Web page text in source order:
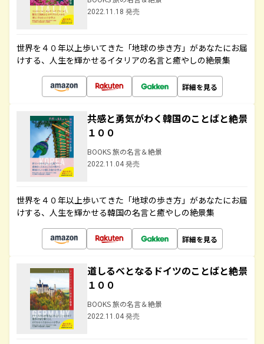
2022.11.18 発売
世界を４０年以上歩いてきた「地球の歩き方」があなたにお届
けする、人生を輝かせるイタリアの名言と癒やしの絶景集
詳細を見る
共感と勇気がわく韓国のことばと絶景
１００
BOOKS 旅の名言＆絶景
2022.11.04 発売
世界を４０年以上歩いてきた「地球の歩き方」があなたにお届
けする、人生を輝かせる韓国の名言と癒やしの絶景集
詳細を見る
道しるべとなるドイツのことばと絶景
１００
BOOKS 旅の名言＆絶景
2022.11.04 発売